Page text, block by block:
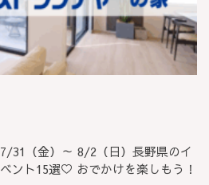
7/31（金）～ 8/2（日）長野県のイ
ベント15選♡ おでかけを楽しもう！